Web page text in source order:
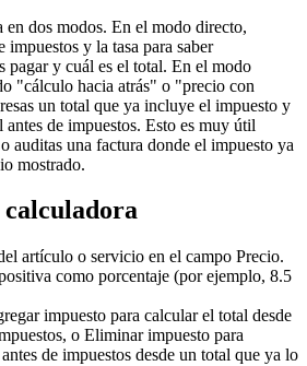
en dos modos. En el modo directo,
impuestos y la tasa para saber
pagar y cuál es el total. En el modo
"cálculo hacia atrás" o "precio con
un total que ya incluye el impuesto y
de impuestos. Esto es muy útil
auditas una factura donde el impuesto ya
mostrado.
calculadora
artículo o servicio en el campo Precio.
como porcentaje (por ejemplo, 8.5
impuesto para calcular el total desde
o Eliminar impuesto para
de impuestos desde un total que ya lo